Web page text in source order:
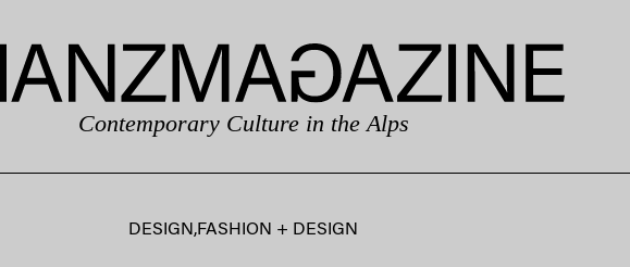
Contemporary Culture in the Alps
DESIGN ,FASHION + DESIGN